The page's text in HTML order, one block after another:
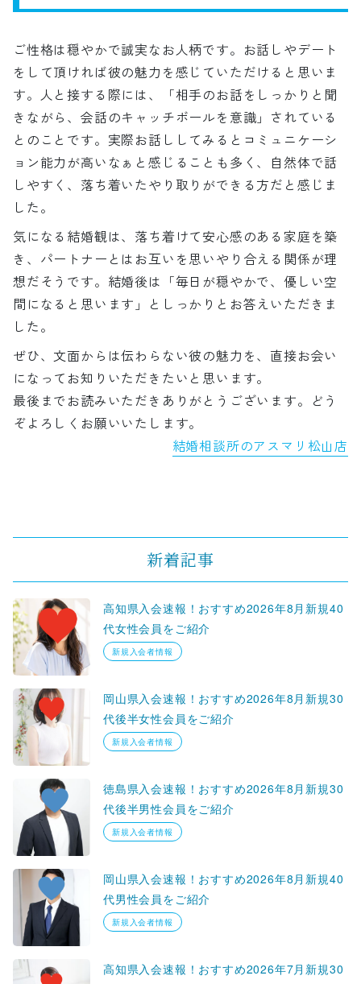
ご性格は穏やかで誠実なお人柄です。お話しやデート
をして頂ければ彼の魅力を感じていただけると思いま
す。人と接する際には、「相手のお話をしっかりと聞
きながら、会話のキャッチボールを意識」されている
とのことです。実際お話ししてみるとコミュニケーシ
ョン能力が高いなぁと感じることも多く、自然体で話
しやすく、落ち着いたやり取りができる方だと感じま
した。
気になる結婚観は、落ち着けて安心感のある家庭を築
き、パートナーとはお互いを思いやり合える関係が理
想だそうです。結婚後は「毎日が穏やかで、優しい空
間になると思います」としっかりとお答えいただきま
した。
ぜひ、文面からは伝わらない彼の魅力を、直接お会い
になってお知りいただきたいと思います。
最後までお読みいただきありがとうございます。どう
ぞよろしくお願いいたします。
結婚相談所のアスマリ松山店
新着記事
高知県入会速報！おすすめ2026年8月新規40
代女性会員をご紹介
新規入会者情報
岡山県入会速報！おすすめ2026年8月新規30
代後半女性会員をご紹介
新規入会者情報
徳島県入会速報！おすすめ2026年8月新規30
代後半男性会員をご紹介
新規入会者情報
岡山県入会速報！おすすめ2026年8月新規40
代男性会員をご紹介
新規入会者情報
高知県入会速報！おすすめ2026年7月新規30